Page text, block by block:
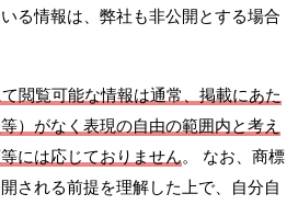
る情報は、弊社も非公開とする場合
閲覧可能な情報は通常、掲載にあた
）がなく表現の自由の範囲内と考え
には応じておりません。 なお、商標
される前提を理解した上で、自分自